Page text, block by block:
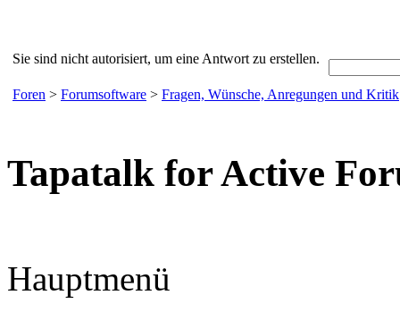
Sie sind nicht autorisiert, um eine Antwort zu erstellen.
Foren > Forumsoftware > Fragen, Wünsche, Anregungen und Kritik
Tapatalk for Active
Hauptmenü